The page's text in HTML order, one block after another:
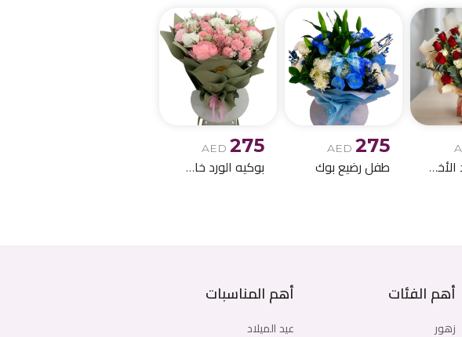
بوكيه الورد الأخمر والابيض
AED 275
طفل رضيع بوك
AED 275
بوكيه الورد خاص اصطناعي
أهم الفئات
زهور
أهم المناسبات
عيد الميلاد